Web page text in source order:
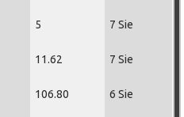
5 7 Sie
11.62 7 Sie
106.80 6 Sie